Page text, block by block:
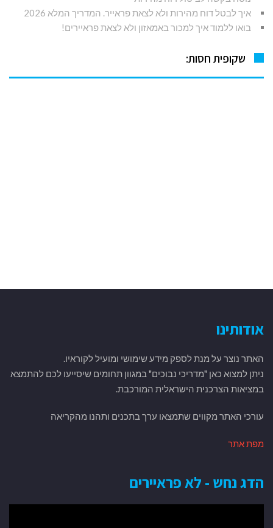
איך לבטל דוח מהירות ולא לצאת פראייר. המדריך המלא 2026
בואו ללמוד איך למכור באמאזון ולא לצאת פראיירים!
שקופית חסות:
אודותינו
האתר נוצר על מנת לספק מידע שימושי ומועיל לקוראיו.
ניתן למצוא כאן "מדריכי נבוכים" במגוון תחומים שיסייעו לכם להתמצא
במציאות הצרכנית הישראלית המורכבת.
עורכי האתר מקווים שתמצאו ערך בתכנים ותהנו מהקריאה
מפת אתר
הדג נחש - לא פראיירים